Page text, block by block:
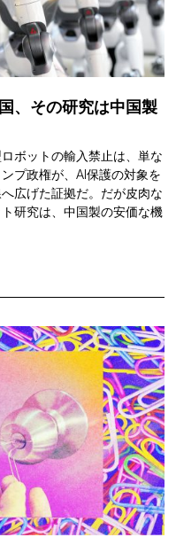
、その研究は中国製
ボットの輸入禁止は、単な
プ政権が、AI保護の対象を
広げた証拠だ。だが皮肉な
研究は、中国製の安価な機